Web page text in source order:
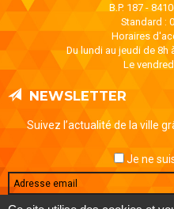
B.P. 187 -
Standard :
Horaires
Du lundi au jeudi de 8h
Le
NEWSLETTER
Suivez l’actualité de la ville
Je ne